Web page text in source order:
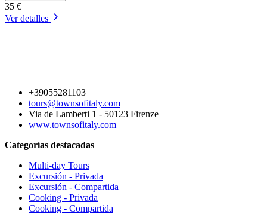
35 €
Ver detalles
+39055281103
tours@townsofitaly.com
Via de Lamberti 1 - 50123 Firenze
www.townsofitaly.com
Categorías destacadas
Multi-day Tours
Excursión - Privada
Excursión - Compartida
Cooking - Privada
Cooking - Compartida